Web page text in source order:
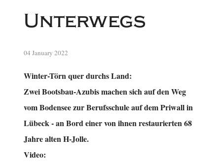
Unterwegs
04 January 2022
Winter-Törn quer durchs Land:
Zwei Bootsbau-Azubis machen sich auf den Weg
vom Bodensee zur Berufsschule auf dem Priwall in
Lübeck - an Bord einer von ihnen restaurierten 68
Jahre alten H-Jolle.
Video: